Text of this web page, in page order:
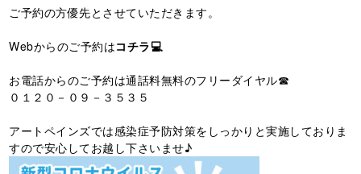
ご予約の方優先とさせていただきます。
Webからのご予約はコチラ💻
お電話からのご予約は通話料無料のフリーダイヤル☎
０１２０－０９－３５３５
アートペインズでは感染症予防対策をしっかりと実施しておりま
すので安心してお越し下さいませ♪